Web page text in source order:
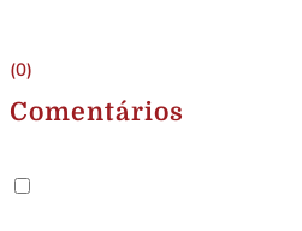
(0)
Comentários